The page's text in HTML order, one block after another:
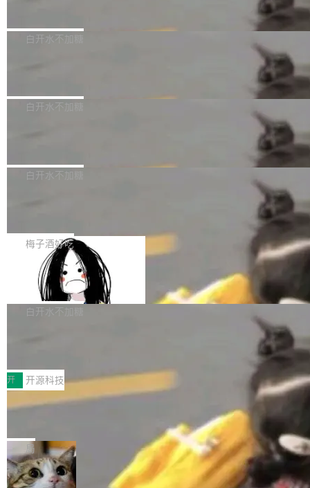
不得生成涉及安全性的关键变更，除非作者本身
36个月。 公告显示，本次宇树科技战略配售对
员工参与设立的专项资产管理计划。其中，Dee
获配9...
Bug fixes and enhancements 修复多次传递同
一个回归问题，该问题导致拉取镜像时会拒绝包
题，该问题可能导致在旧版 Linux 内核...
白开水不加糖
e 孵化器项目管理委员会（IPMC）投票中获得
P）！这一里程碑不仅标志着 Fluss 迈入新的发
白开水不加糖
长期停止内容更新，未能实现其作为“AI版维基百
提交的编辑请求也长期处于待处理状态。 Groki
pedia 于去年底上线，定位为由人工智能生成内
容的百科平台，被马斯克视为传统众包百科网站
维基百科的替代方案。Lawfare 调查发现，无论
热门页面还是低关注度页面，均未出现近期更
白开水不加糖
是这样的：配 MessageSource 的 Bean、写 R
eloadableResourceBundleMessageSource、
声明 LocaleResolver、注册 LocaleChangeInt
erceptor…五六步之后才能看到第一行翻译文
本。 Solon 换了个方式。整个 i18n 模块围绕三
梅子酒好吃
Apache Doris 4.1 全面增强 Iceberg：
支持 UPDATE、MERGE INTO 与 Iceb
erg V3
Apache Doris 4.1 要补齐的，正是缺失的那一
半。在已有查询能力的基础上，Doris 进一步支
常维护操作，并完整支持 Iceberg V3 格式。
白开水不加糖
村国家自主创新示范区会议中心开幕。本届大会
由中关村智联软件服务业质量创新联盟主办，以
“智构可信·质创未来——AI原生时代的质量新范
式”为主题，直面AI从实验室走向规模化产业落地
的核心质量命题。会上，《2026智能研发生产力
工具选型手册》发布，Testin云测的Testin XAge
nt智能测试系统入选AI测试领域代表产品。对CI
开 开源科技
让非法状态不可表示：一篇关于 ADT
有一种东西，一旦用过就回不去了。Alex Fedos
eev 管它叫"软件设计的基石"。 他说的东西不新
鲜——代数数据类型（ADT），尤其是和类型
（sum type）。但他说清楚了一件事：这不是类
局
Cloudflare 开源内部企业 AI 平台 Clou